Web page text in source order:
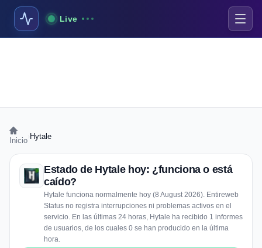
Live
Inicio Hytale
Estado de Hytale hoy: ¿funciona o está
caído?
Hytale funciona normalmente hoy (8 August 2026). Entireweb
Status no registra interrupciones ni problemas activos en el
servicio. En las últimas 24 horas, Hytale ha recibido 1 informes
de usuarios, de los cuales 0 se han producido en la última
hora.